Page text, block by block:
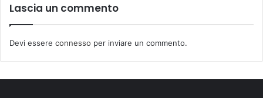
Lascia un commento
Devi essere connesso per inviare un commento.